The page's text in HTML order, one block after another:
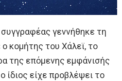
γεννήθηκε τη
κομήτης του Χάλεϊ, το
της επόμενης εμφάνισής
ίδιος είχε προβλέψει το